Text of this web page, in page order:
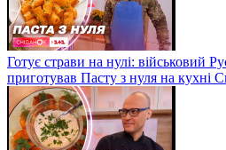
Готує страви на нулі: військовий
приготував Пасту з нуля на кухні